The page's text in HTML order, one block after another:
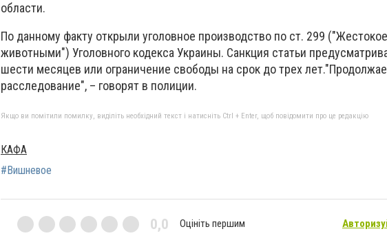
области.
По данному факту открыли уголовное производство по ст. 299
животными") Уголовного кодекса Украины. Санкция статьи
шести месяцев или ограничение свободы на срок до трех
расследование", – говорят в полиции.
Якщо ви помітили помилку, виділіть необхідний текст і натисніть Ctrl + Enter, щоб повідомити про це редакцію
КАФА
#Вишневое
0,0 Оцініть першим